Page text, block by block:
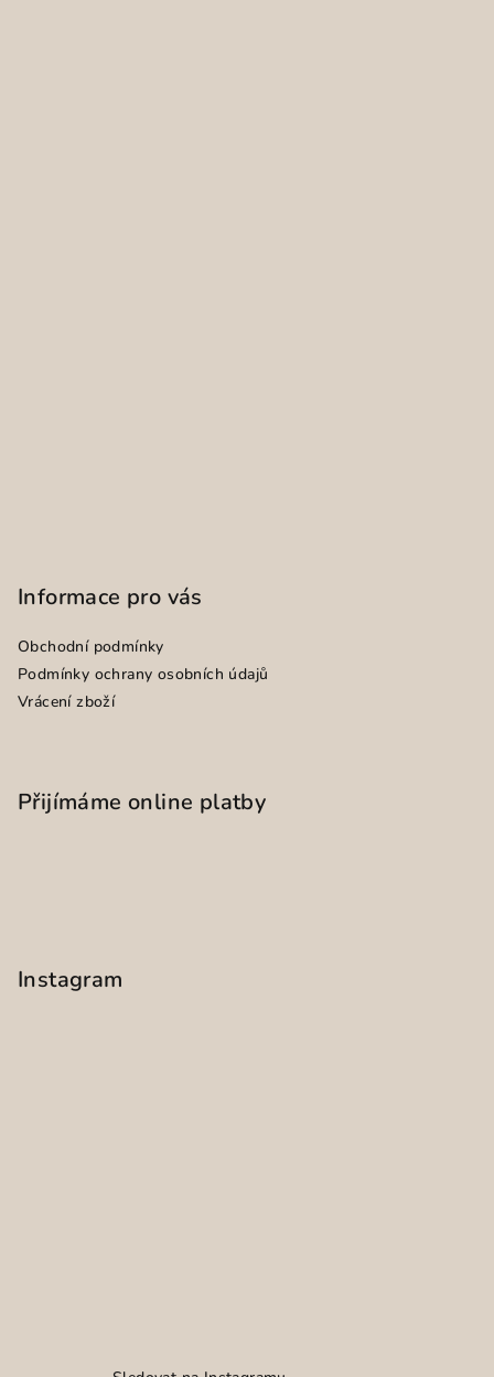
Informace pro vás
Obchodní podmínky
Podmínky ochrany osobních údajů
Vrácení zboží
Přijímáme online platby
Instagram